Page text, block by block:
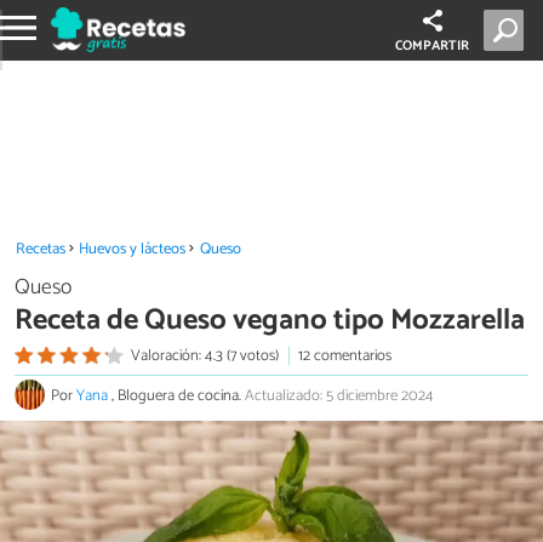
COMPARTIR
Recetas Huevos y lácteos Queso
Queso
Receta de Queso vegano tipo Mozzarella
Valoración: 4.3 (7 votos)
12 comentarios
PorYana, Bloguera de cocina.Actualizado: 5 diciembre 2024